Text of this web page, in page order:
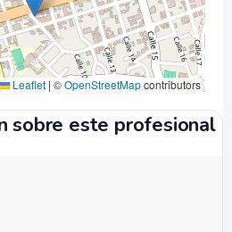
Leaflet | ©OpenStreetMapcontributors
sobre este profesional